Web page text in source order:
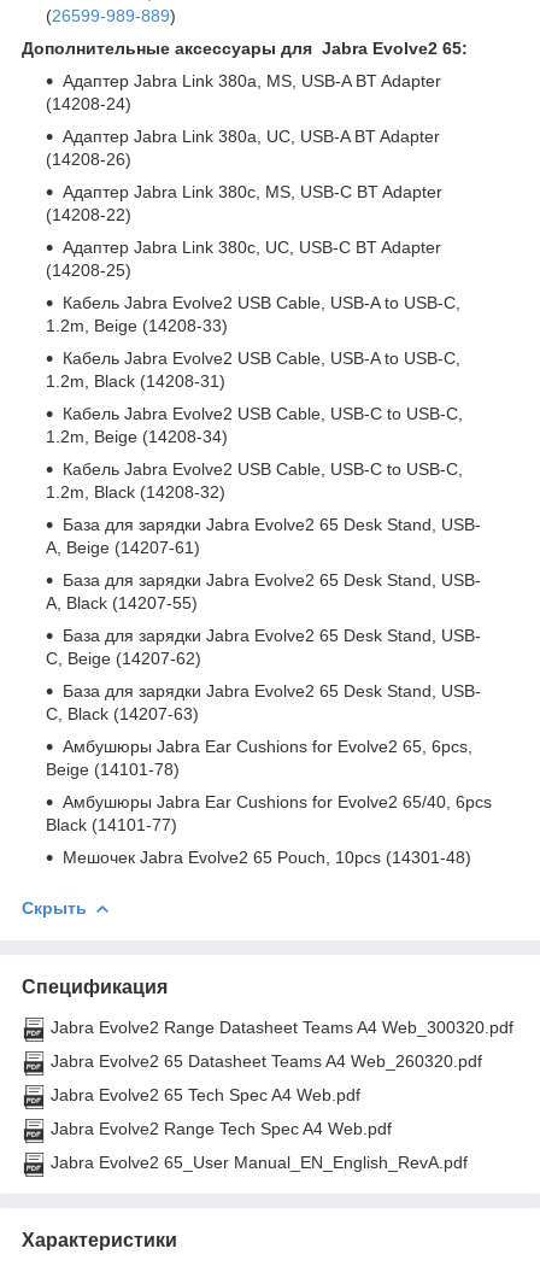
(26599-989-889)
Дополнительные аксессуары для Jabra Evolve2 65:
Адаптер Jabra Link 380a, MS, USB-A BT Adapter
(14208-24)
Адаптер Jabra Link 380a, UC, USB-A BT Adapter
(14208-26)
Адаптер Jabra Link 380c, MS, USB-C BT Adapter
(14208-22)
Адаптер Jabra Link 380c, UC, USB-C BT Adapter
(14208-25)
Кабель Jabra Evolve2 USB Cable, USB-A to USB-C,
1.2m, Beige (14208-33)
Кабель Jabra Evolve2 USB Cable, USB-A to USB-C,
1.2m, Black (14208-31)
Кабель Jabra Evolve2 USB Cable, USB-C to USB-C,
1.2m, Beige (14208-34)
Кабель Jabra Evolve2 USB Cable, USB-C to USB-C,
1.2m, Black (14208-32)
База для зарядки Jabra Evolve2 65 Desk Stand, USB-
A, Beige (14207-61)
База для зарядки Jabra Evolve2 65 Desk Stand, USB-
A, Black (14207-55)
База для зарядки Jabra Evolve2 65 Desk Stand, USB-
C, Beige (14207-62)
База для зарядки Jabra Evolve2 65 Desk Stand, USB-
C, Black (14207-63)
Амбушюры Jabra Ear Cushions for Evolve2 65, 6pcs,
Beige (14101-78)
Амбушюры Jabra Ear Cushions for Evolve2 65/40, 6pcs
Black (14101-77)
Мешочек Jabra Evolve2 65 Pouch, 10pcs (14301-48)
Скрыть
Спецификация
Jabra Evolve2 Range Datasheet Teams A4 Web_300320.pdf
Jabra Evolve2 65 Datasheet Teams A4 Web_260320.pdf
Jabra Evolve2 65 Tech Spec A4 Web.pdf
Jabra Evolve2 Range Tech Spec A4 Web.pdf
Jabra Evolve2 65_User Manual_EN_English_RevA.pdf
Характеристики